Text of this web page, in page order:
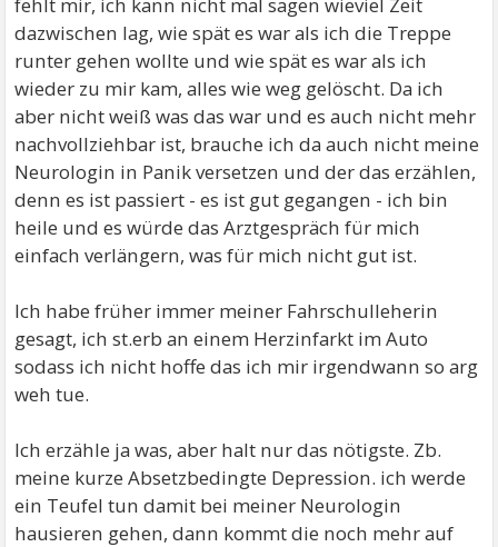
dazwischen lag, wie spät es war als ich die Treppe
runter gehen wollte und wie spät es war als ich
wieder zu mir kam, alles wie weg gelöscht. Da ich
aber nicht weiß was das war und es auch nicht mehr
nachvollziehbar ist, brauche ich da auch nicht meine
Neurologin in Panik versetzen und der das erzählen,
denn es ist passiert - es ist gut gegangen - ich bin
heile und es würde das Arztgespräch für mich
einfach verlängern, was für mich nicht gut ist.
Ich habe früher immer meiner Fahrschulleherin
gesagt, ich st.erb an einem Herzinfarkt im Auto
sodass ich nicht hoffe das ich mir irgendwann so arg
weh tue.
Ich erzähle ja was, aber halt nur das nötigste. Zb.
meine kurze Absetzbedingte Depression. ich werde
ein Teufel tun damit bei meiner Neurologin
hausieren gehen, dann kommt die noch mehr auf